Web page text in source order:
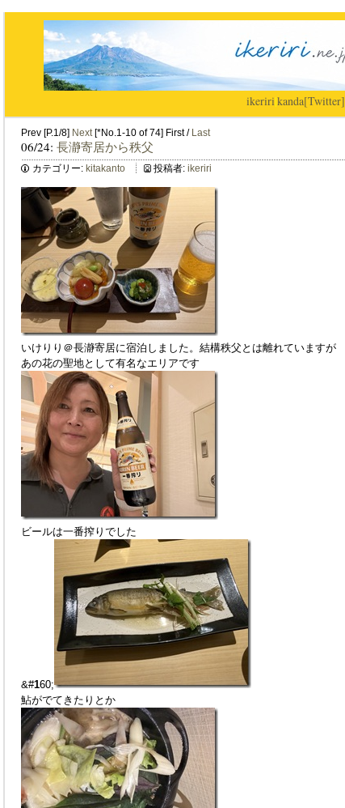
ikeriri|kanda[Twitter]
Prev [P.1/8] Next[*No.1-10 of 74] First / Last
06/24: 長瀞寄居から秩父
カテゴリー: kitakanto 投稿者: ikeriri
いけりり＠長瀞寄居に宿泊しました。結構秩父とは離れていますが
あの花の聖地として有名なエリアです
ビールは一番搾りでした
&#160;
鮎がでてきたりとか